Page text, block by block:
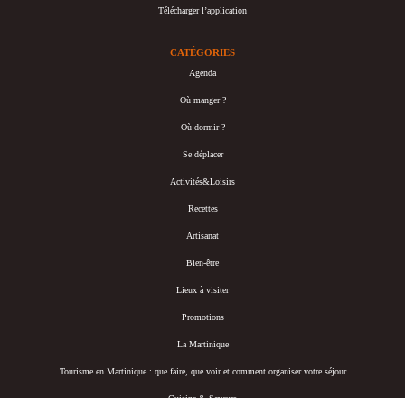
Télécharger l’application
CATÉGORIES
Agenda
Où manger ?
Où dormir ?
Se déplacer
Activités&Loisirs
Recettes
Artisanat
Bien-être
Lieux à visiter
Promotions
La Martinique
Tourisme en Martinique : que faire, que voir et comment organiser votre séjour